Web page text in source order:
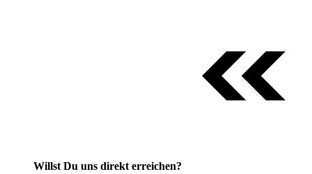
Willst Du uns direkt erreichen?